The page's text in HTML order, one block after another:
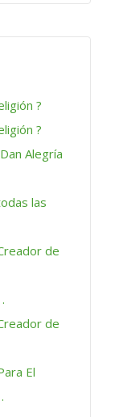
?
?
Alegría
las
de
de
El